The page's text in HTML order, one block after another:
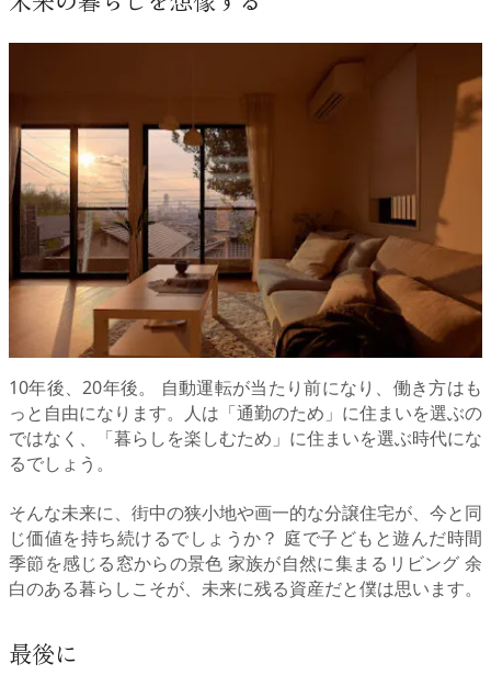
10年後、20年後。 自動運転が当たり前になり、働き方はも
っと自由になります。人は「通勤のため」に住まいを選ぶの
ではなく、「暮らしを楽しむため」に住まいを選ぶ時代にな
るでしょう。
そんな未来に、街中の狭小地や画一的な分譲住宅が、今と同
じ価値を持ち続けるでしょうか？ 庭で子どもと遊んだ時間
季節を感じる窓からの景色 家族が自然に集まるリビング 余
白のある暮らしこそが、未来に残る資産だと僕は思います。
最後に